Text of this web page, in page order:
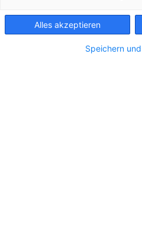
Alles akzeptieren
Speichern